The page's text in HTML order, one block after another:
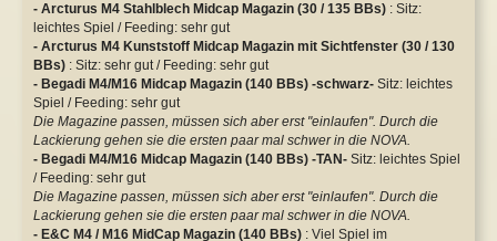
- Arcturus M4 Stahlblech Midcap Magazin (30 / 135 BBs) : Sitz:
leichtes Spiel / Feeding: sehr gut
- Arcturus M4 Kunststoff Midcap Magazin mit Sichtfenster (30 / 130
BBs) : Sitz: sehr gut / Feeding: sehr gut
- Begadi M4/M16 Midcap Magazin (140 BBs) -schwarz- Sitz: leichtes
Spiel / Feeding: sehr gut
Die Magazine passen, müssen sich aber erst "einlaufen". Durch die
Lackierung gehen sie die ersten paar mal schwer in die NOVA.
- Begadi M4/M16 Midcap Magazin (140 BBs) -TAN- Sitz: leichtes Spiel
/ Feeding: sehr gut
Die Magazine passen, müssen sich aber erst "einlaufen". Durch die
Lackierung gehen sie die ersten paar mal schwer in die NOVA.
- E&C M4 / M16 MidCap Magazin (140 BBs) : Viel Spiel im